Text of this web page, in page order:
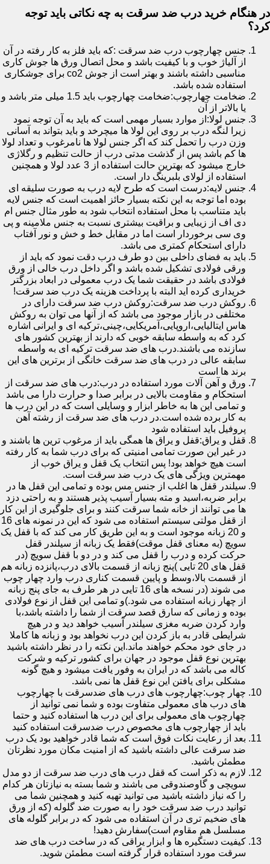
در هنگام خرید درب ضد سرقت به چه نکاتی باید توجه
کرد؟
جنس چهارچوب درب ضد سرقت :که باید فلز به کار رفته در آن
از آلیاژ خوب و با کیفیت باشد و محل اتصال ورق ها جوش کاری
مناسبی داشته باشند و بهتر است از جوش co2 برای جوشکاری
استفاده شده باشد.
ضخامت چهارچوب:ضخامت چهارچوب باید 1.5 میلی متر باشد و
یا بالاتر از آن
جنس لولا:از موارد بسیار مهمی است که باید به آن توجه نمود
زیرا لنگه درب بر روی این لولا ها میچرخد و باید بتواند به آسانی
وزن درب را تحمل کند که اگر جنس لولا ها نامرغوب و تعداد لولا
ها کم باشد پس از گذشت مدتی درب از حالت تنظیم و رگلاژی
خارج میشود که بهترین حالت استفاده از 3 عدد لولا و همچنین
استفاده از لولای بلبرینگ دار است.
جنس لایه:درست است که طرح لایه درب به صورت سلیقه ای
بوده اما توجه به این نکته بسیار حائز اهمیت است که جنس لایه
باید متناسب با محل استفاده انتخاب شود به طور مثال جنس ام
دی اف از زیبایی و براقیت بیشتری نسبت به جنس ملامینه و پی
وی سی برخوردار است اما در مقابل خط و خش و نور آفتاب
دارای استحکام کمتری می باشد.
باید به فضای داخلی بین دو طرف درب دقت نمود که باید از
ورقی فولادی تشکیل شده باشد و اگر داخل درب خالی از ورق
فولادی باشد در حقیقت شما یک درب معمولی در ابعاد بزرگتر
خریداری کرده اید البته با پرداخت هزینه یک درب ضد سرقت!
روکش درب ضد سرقت:روکش درب ضد سرقت دارای در
مختلفی در بازار موجود می باشد که از آنها می توان به روکش
هاس ایتالیایی،اروپایی،آمریکایی،چینی،ترکیه ای و ایرانی اشاره
کرد که به واسطه سابقه خوبی که دارند از بهترین کشور های
سازنده می باشند.درب های ضد سرقت ترکیه ای به واسطه
سابقه عالی در درب های ضد سرقت خانگی از برترین های این
برند ها است
ورق و آهن آلات مورد استفاده در درب:درب های ضد سرقت از
استحکام و مقاومت بالایی در برابر صدا و حرارت دارا می باشد
و تمامی این ها به خاطر ابزار و وسایلی است که در این درب ها
به کار برده شده است.در درب های ضد سرقت از رشته آهن
پروفیل باید استفاده شود
قفل و یراق:قفل و یراق ها همگی باید از مرغوب ترین ها باشند و
در غیر این صورت تمامی امنیتی که برای درب شما به کار رفته
است هیچ خواهد بود! پس انتخاب یک قفل و یراق خوب از
مهمترین ویژگی های یک درب ضد سرقت است.
سیلندر قفل ها اغلب از جنس مس بوده و تمامی این قفل ها در
برابر ضربه،اسید و مته بسیار آسیب پذیر هستند و به راحتی دزد
ها می توانند از خانه شما سرقت کنند و برای جلوگیری از این کار
از قفل مولتی سیستم استفاده می شود که این در نمونه های 16
و 20 زبانه موجود است و به این طریق کار می کند که با قفل یک
سویچ (به معنای قفل موقت)فقط یک زبانه از سیلندر قفل
حرکت کرده و درب را قفل می کند و در دو با قفل سویچ (در
قفل های 20 تایی )پنج زبانه از قسمت بالای درب،پانزده زبانه هم
از قسمت بالا،وسط و پایین قسمت کناری درب وارد چهار چوب
می شوند (در نسخه های 16 تایی در هر طرف به جای پنج زبانه
از چهار زبانه استفاده می شود.)و تمامی این قفل از نوع فولادی
بوده و زمانی که سارق قصد سرقت از شما را داشته باشد،با
وارد کردن ضربه مغزی سیلندر آسیب خواهد دید و در هیچ
شرایطی قادر به باز کردن این درب نخواهد بود و زبانه ها کاملا
در جای خود محکم خواهند ماند.این نکته را در نظر داشته باشید
بهترین نوع قفل موجود در جهان برای کشور ترکیه و شرکت
کاله می باشد که در ایران به وفور یافت میشود و هیچ گونه
مشکلی برای یافتن این نوع قفل ها نمی باشد.
چهار چوب:چهارچوب های درب های ضدسرقت با چهارچوب
های درب های معمولی متفاوت بوده و شما نمی توانید از
چهارچوب های معمولی برای این درب ها استفاده کنید و حتما
باید از چهارچوب های مخصوص درب ضدسرقت استفاده کنید
بعد از رعایت نکات فوق است که شما قادر خواهید بود یک درب
ضد سرقت عالی داشته باشید که از امنیت مکان مورد نظرتان
مطمئن باشید.
لازم به ذکر است که قفل درب های درب ضد سرقت از دو مدل
سویچی و گاوصندوقی می باشند و شما بسته به نیازتان هر کدام
را که نیاز داشته باشید می توانید تهیه کنید و همچنین شما می
توانید درب ضد سرقت خود را به صورت ضد گلوله (که از ورق
های ضخیم تری در آن استفاده می شود که در برابر گلوله های
مسلسل هم مقاوم است)سفارش دهید!
کیفیت دستگیره ها و ابزار یراقی که در ساخت درب های ضد
سرقت مورد استفاده قرار گرفته است مطمئن شوید.